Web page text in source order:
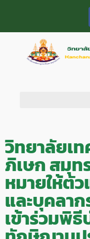
วิทยาลัยเ
ภิเษก สมุท
หมายให้ตั
และบุคลา
เข้าร่วมพิ